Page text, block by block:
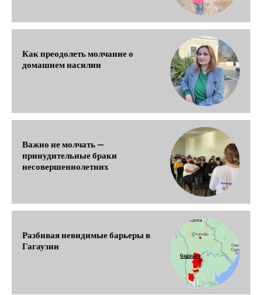
Как преодолеть молчание о
домашнем насилии
Важно не молчать —
принудительные браки
несовершеннолетних
Разбивая невидимые барьеры в
Гагаузии